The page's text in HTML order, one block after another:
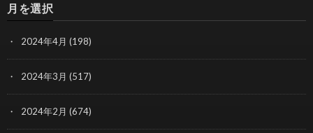
月を選択
2024年4月 (198)
2024年3月 (517)
2024年2月 (674)